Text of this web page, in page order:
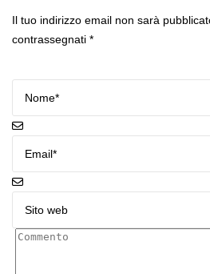
Il tuo indirizzo email non sarà
contrassegnati *